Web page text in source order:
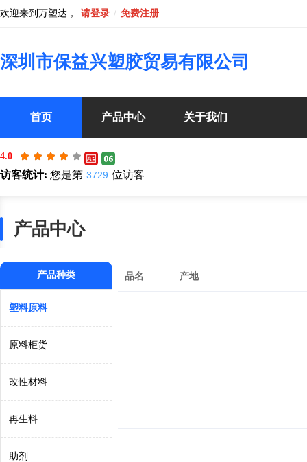
欢迎来到万塑达， 请登录 / 免费注册
深圳市保益兴塑胶贸易有限公司
首页 产品中心 关于我们
4.0
访客统计: 您是第 3729 位访客
产品中心
产品种类
塑料原料
原料柜货
改性材料
再生料
助剂
品名 产地